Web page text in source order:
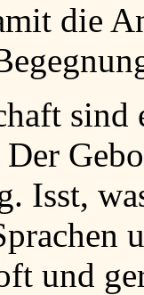
die
sind
Isst,
und